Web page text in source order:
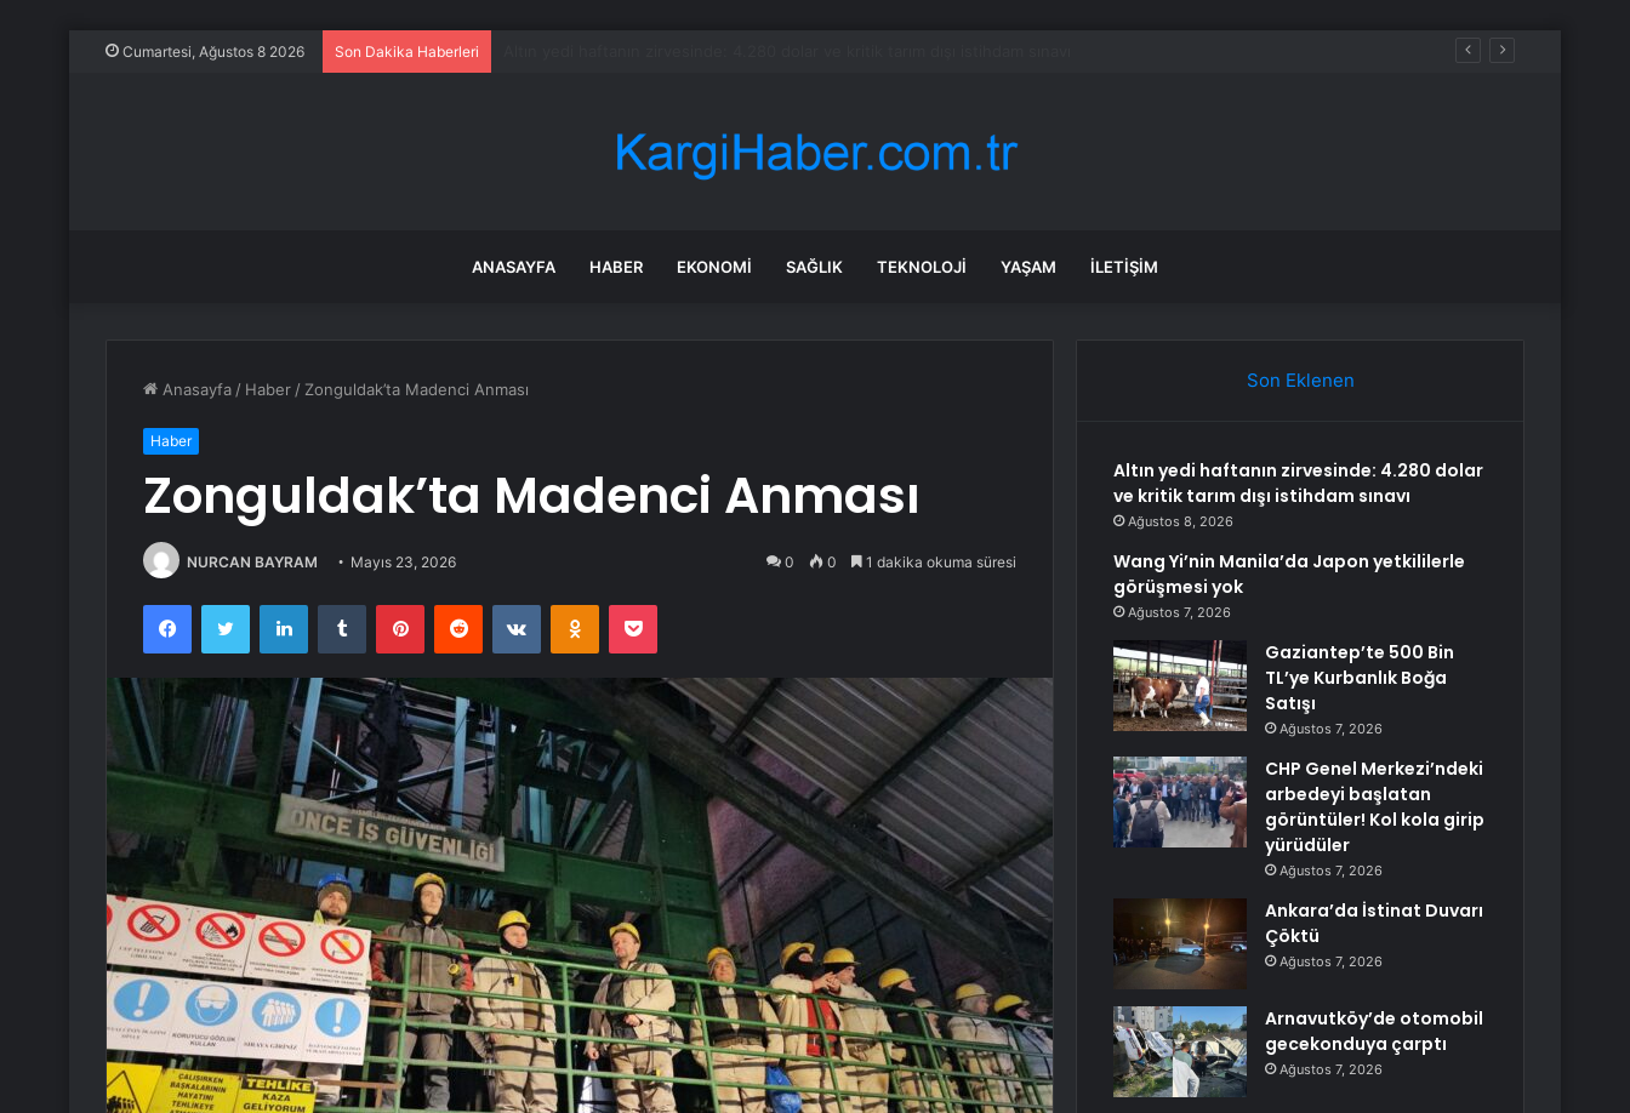
Cumartesi, Ağustos 8 2026 Son Dakika Haberleri
ANASAYFA HABER EKONOMI SAĞLIK TEKNOLOJI YAŞAM İLETIŞIM
Anasayfa / Haber / Zonguldak’ta Madenci Anması
Haber
Zonguldak’ta Madenci Anması
NURCAN BAYRAM Mayıs 23, 2026 0 0 1 dakika okuma süresi
FacebookTwitter LinkedInTumblr PinterestReddit VKontakteOdnoklassniki
Pocket
Son Eklenen
Altın yedi haftanın zirvesinde: 4.280 dolar
ve kritik tarım dışı istihdam sınavı
Ağustos 8, 2026
Wang Yi’nin Manila’da Japon yetkililerle
görüşmesi yok
Ağustos 7, 2026
Gaziantep’te 500 Bin
TL’ye Kurbanlık Boğa
Satışı
Ağustos 7, 2026
CHP Genel Merkezi’ndeki
arbedeyi başlatan
görüntüler! Kol kola girip
yürüdüler
Ağustos 7, 2026
Ankara’da İstinat Duvarı
Çöktü
Ağustos 7, 2026
Arnavutköy’de otomobil
gecekonduya çarptı
Ağustos 7, 2026